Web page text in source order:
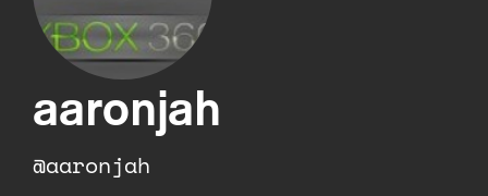
aaronjah
@aaronjah